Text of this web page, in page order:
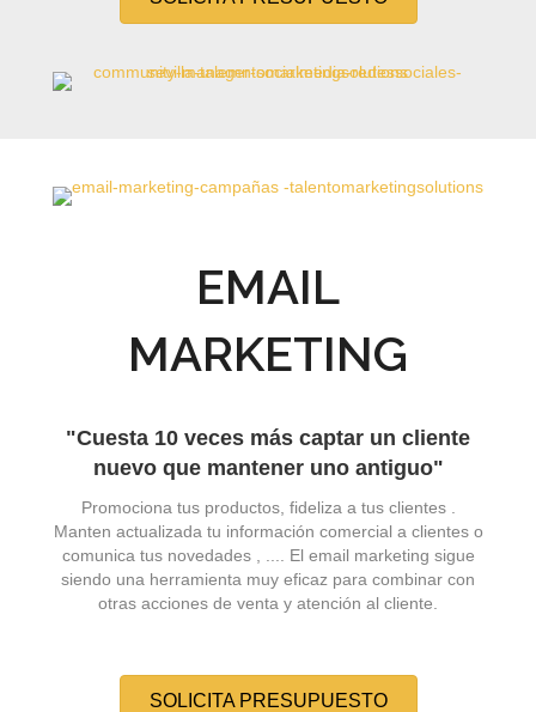
EMAIL
MARKETING
"Cuesta 10 veces más captar un cliente
nuevo que mantener uno antiguo"
Promociona tus productos, fideliza a tus clientes .
Manten actualizada tu información comercial a clientes o
comunica tus novedades , .... El email marketing sigue
siendo una herramienta muy eficaz para combinar con
otras acciones de venta y atención al cliente.
SOLICITA PRESUPUESTO